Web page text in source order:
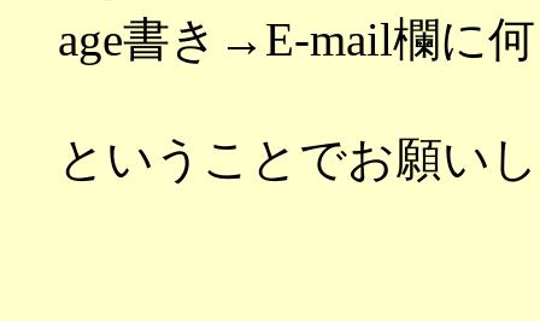
age書き→E-mail欄に
ということでお願い